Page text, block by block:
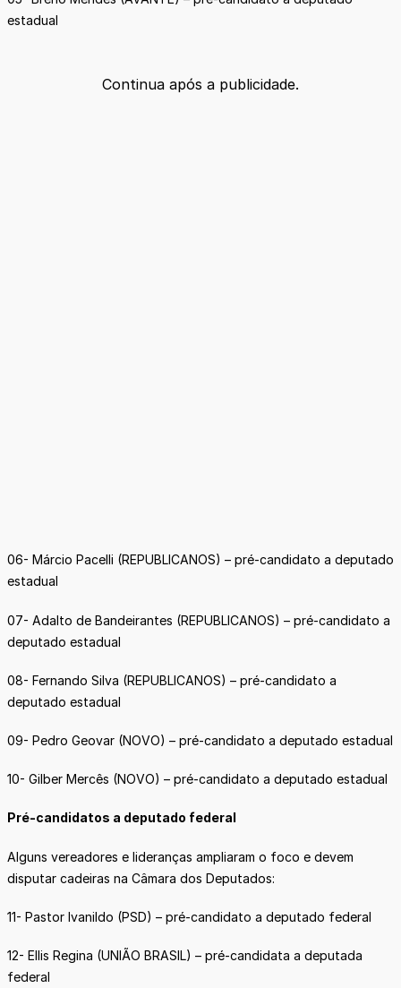
estadual
Continua após a publicidade.
06- Márcio Pacelli (REPUBLICANOS) – pré-candidato a deputado
estadual
07- Adalto de Bandeirantes (REPUBLICANOS) – pré-candidato a
deputado estadual
08- Fernando Silva (REPUBLICANOS) – pré-candidato a
deputado estadual
09- Pedro Geovar (NOVO) – pré-candidato a deputado estadual
10- Gilber Mercês (NOVO) – pré-candidato a deputado estadual
Pré-candidatos a deputado federal
Alguns vereadores e lideranças ampliaram o foco e devem
disputar cadeiras na Câmara dos Deputados:
11- Pastor Ivanildo (PSD) – pré-candidato a deputado federal
12- Ellis Regina (UNIÃO BRASIL) – pré-candidata a deputada
federal